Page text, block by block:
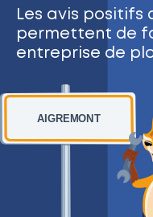
Les avis positifs
permettent de
entreprise de
AIGREMONT